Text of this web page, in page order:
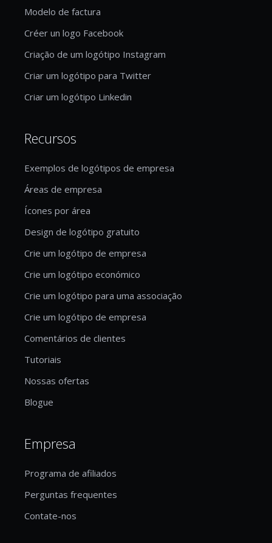
Modelo de factura
Créer un logo Facebook
Criação de um logótipo Instagram
Criar um logótipo para Twitter
Criar um logótipo Linkedin
Recursos
Exemplos de logótipos de empresa
Áreas de empresa
Ícones por área
Design de logótipo gratuito
Crie um logótipo de empresa
Crie um logótipo económico
Crie um logótipo para uma associação
Crie um logótipo de empresa
Comentários de clientes
Tutoriais
Nossas ofertas
Blogue
Empresa
Programa de afiliados
Perguntas frequentes
Contate-nos